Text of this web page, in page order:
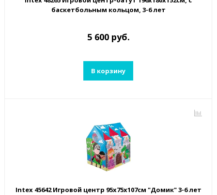
баскетбольным кольцом, 3-6 лет
5 600 руб.
В корзину
Intex 45642 Игровой центр 95х75х107см "Домик" 3-6 лет